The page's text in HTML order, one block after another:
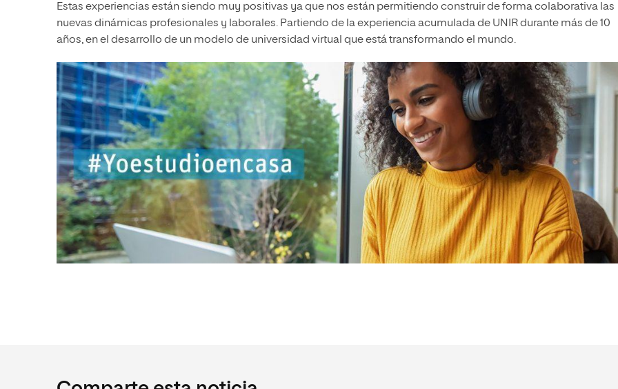
Estas experiencias están siendo muy positivas ya que nos están permitiendo construir de forma colaborativa las
nuevas dinámicas profesionales y laborales. Partiendo de la experiencia acumulada de UNIR durante más de 10
años, en el desarrollo de un modelo de universidad virtual que está transformando el mundo.